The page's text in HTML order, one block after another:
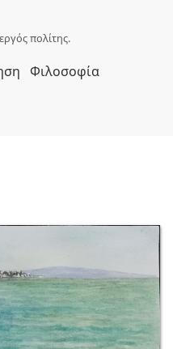
πολίτης.
Φιλοσοφία